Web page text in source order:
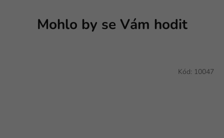
Mohlo by se Vám hodit
Kód: 10047